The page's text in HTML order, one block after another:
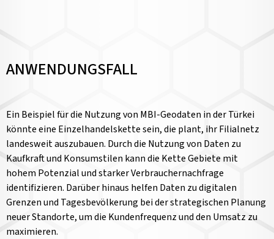
ANWENDUNGSFALL
Ein Beispiel für die Nutzung von MBI-Geodaten in der Türkei
könnte eine Einzelhandelskette sein, die plant, ihr Filialnetz
landesweit auszubauen. Durch die Nutzung von Daten zu
Kaufkraft und Konsumstilen kann die Kette Gebiete mit
hohem Potenzial und starker Verbrauchernachfrage
identifizieren. Darüber hinaus helfen Daten zu digitalen
Grenzen und Tagesbevölkerung bei der strategischen Planung
neuer Standorte, um die Kundenfrequenz und den Umsatz zu
maximieren.